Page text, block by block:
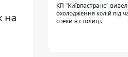
на
рейки від
КП "Київпастранс"
охолодження колій під
спеки в столиці.